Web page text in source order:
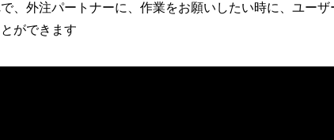
、外注パートナーに、作業をお願いしたい時に、ユー
ができます